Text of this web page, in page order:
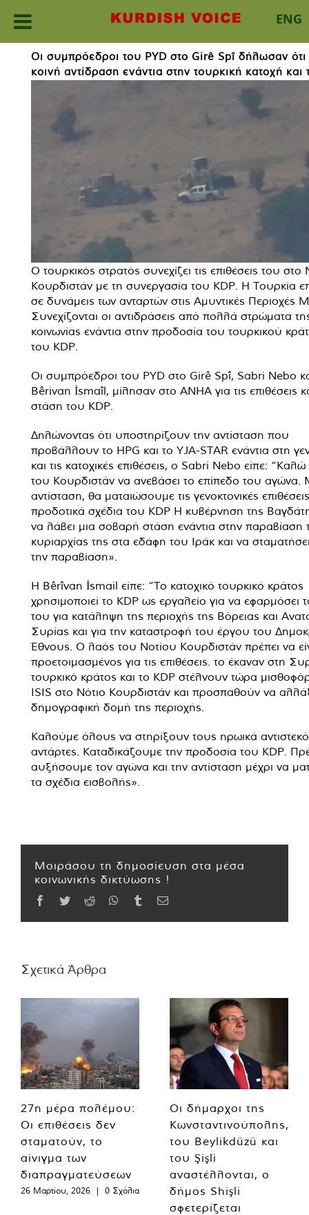
ENG
content
Οι συμπρόεδροι του PYD στο Girê Spî δήλωσαν
κοινή αντίδραση ενάντια στην τουρκική κατοχή
Ο τουρκικός στρατός συνεχίζει τις επιθέσεις του στο
Κουρδιστάν με τη συνεργασία του KDP. Η Τουρκία
σε δυνάμεις των ανταρτών στις Αμυντικές Περιοχές
Συνεχίζονται οι αντιδράσεις από πολλά στρώματα
κοινωνίας ενάντια στην προδοσία του τουρκικού
του KDP.
Οι συμπρόεδροι του PYD στο Girê Spî, Sabri Nebo
Bêrivan İsmaîl, μίλησαν στο ANHA για τις επιθέσεις
στάση του KDP.
Δηλώνοντας ότι υποστηρίζουν την αντίσταση που
προβάλλουν το HPG και το YJA-STAR ενάντια στη
και τις κατοχικές επιθέσεις, ο Sabri Nebo είπε:
του Κουρδιστάν να ανεβάσει το επίπεδο του αγώνα.
αντίσταση, θα ματαιώσουμε τις γενοκτονικές
προδοτικά σχέδια του KDP Η κυβέρνηση της
να λάβει μια σοβαρή στάση ενάντια στην παραβίαση
κυριαρχίας της στα εδάφη του Ιράκ και να
την παραβίαση».
Η Bêrîvan İsmail είπε: “Το κατοχικό τουρκικό κράτος
χρησιμοποιεί το KDP ως εργαλείο για να εφαρμόσει
του για κατάληψη της περιοχής της Βόρειας και
Συρίας και για την καταστροφή του έργου του
Έθνους. Ο λαός του Νοτίου Κουρδιστάν πρέπει να
προετοιμασμένος για τις επιθέσεις. το έκαναν στη
τουρκικό κράτος και το KDP στέλνουν τώρα
ISIS στο Νότιο Κουρδιστάν και προσπαθούν να
δημογραφική δομή της περιοχής.
Καλούμε όλους να στηρίξουν τους ηρωικά
αντάρτες. Καταδικάζουμε την προδοσία του KDP.
αυξήσουμε τον αγώνα και την αντίσταση μέχρι να
τα σχέδια εισβολής».
Μοιράσου τη δημοσίευση στα μέσα
κοινωνικής δικτύωσης !
Facebook
TwitterReddit WhatsApp
TumblrEmail
Σχετικά Άρθρα
27η μέρα πολέμου:
Οι επιθέσεις δεν
σταματούν, το
αίνιγμα των
διαπραγματεύσεων
26 Μαρτίου, 2026 | 0 Σχόλια
Οι δήμαρχοι της
Κωνσταντινούπολης,
του Beylikdüzü και
του Şişli
αναστέλλονται, ο
δήμος Shişli
σφετερίζεται